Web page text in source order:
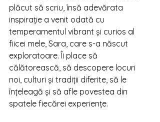
plăcut să scriu, însă adevărata
inspirație a venit odată cu
temperamentul vibrant și curios al
fiicei mele, Sara, care s-a născut
exploratoare. Îi place să
călătorească, să descopere locuri
noi, culturi și tradiții diferite, să le
înțeleagă și să afle povestea din
spatele fiecărei experiențe.